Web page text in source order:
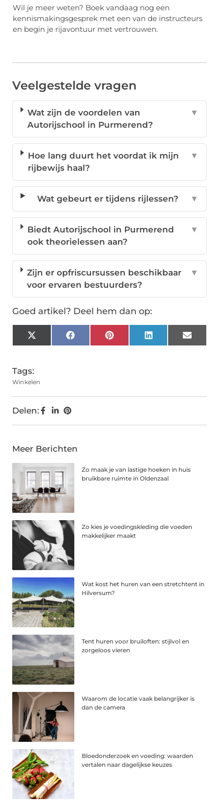
Wil je meer weten? Boek vandaag nog een
kennismakingsgesprek met een van de instructeurs
en begin je rijavontuur met vertrouwen.
Veelgestelde vragen
Wat zijn de voordelen van
Autorijschool in Purmerend?
▼
Hoe lang duurt het voordat ik mijn
rijbewijs haal?
▼
Wat gebeurt er tijdens rijlessen? ▼
Biedt Autorijschool in Purmerend
ook theorielessen aan?
▼
Zijn er opfriscursussen beschikbaar
voor ervaren bestuurders?
▼
Goed artikel? Deel hem dan op:
X
(Twitter)
FacebookPinterestLinkedInEmail
Tags:
Winkelen
Delen:
Meer Berichten
Zo maak je van lastige hoeken in huis
bruikbare ruimte in Oldenzaal
Zo kies je voedingskleding die voeden
makkelijker maakt
Wat kost het huren van een stretchtent in
Hilversum?
Tent huren voor bruiloften: stijlvol en
zorgeloos vieren
Waarom de locatie vaak belangrijker is
dan de camera
Bloedonderzoek en voeding: waarden
vertalen naar dagelijkse keuzes